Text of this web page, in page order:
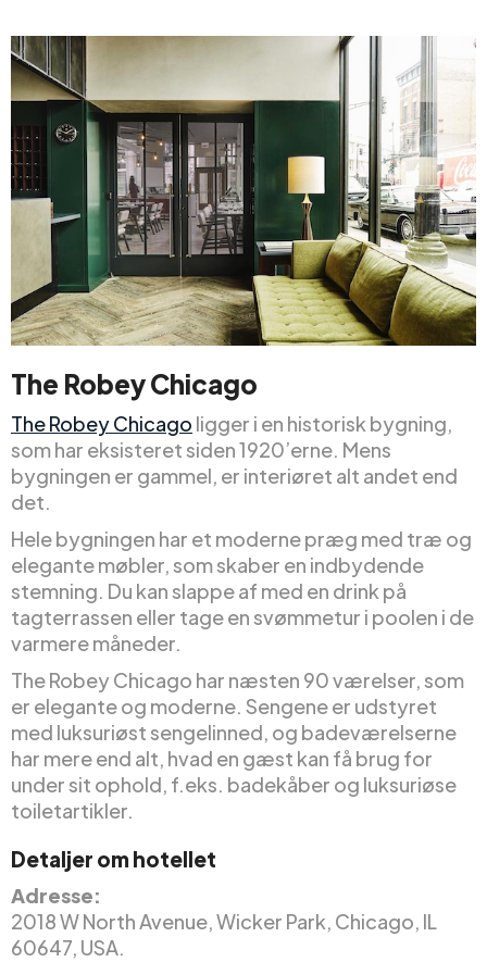
The Robey Chicago
The Robey Chicago ligger i en historisk bygning,
som har eksisteret siden 1920’erne. Mens
bygningen er gammel, er interiøret alt andet end
det.
Hele bygningen har et moderne præg med træ og
elegante møbler, som skaber en indbydende
stemning. Du kan slappe af med en drink på
tagterrassen eller tage en svømmetur i poolen i de
varmere måneder.
The Robey Chicago har næsten 90 værelser, som
er elegante og moderne. Sengene er udstyret
med luksuriøst sengelinned, og badeværelserne
har mere end alt, hvad en gæst kan få brug for
under sit ophold, f.eks. badekåber og luksuriøse
toiletartikler.
Detaljer om hotellet
Adresse:
2018 W North Avenue, Wicker Park, Chicago, IL
60647, USA.